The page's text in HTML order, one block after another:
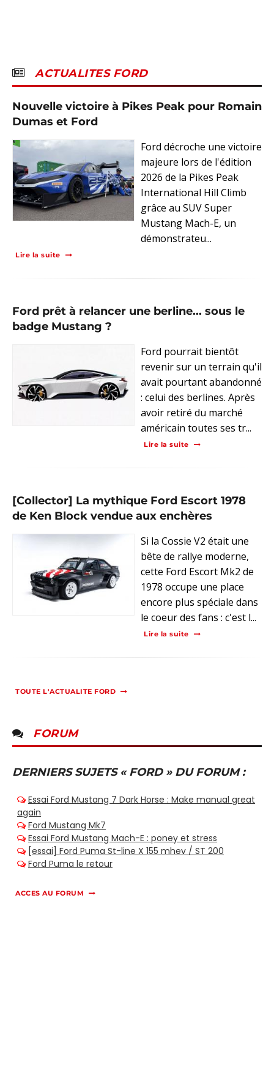
ACTUALITES FORD
Nouvelle victoire à Pikes Peak pour Romain
Dumas et Ford
Ford décroche une victoire
majeure lors de l'édition
2026 de la Pikes Peak
International Hill Climb
grâce au SUV Super
Mustang Mach-E, un
démonstrateu...
Lire la suite
Ford prêt à relancer une berline... sous le
badge Mustang ?
Ford pourrait bientôt
revenir sur un terrain qu'il
avait pourtant abandonné
: celui des berlines. Après
avoir retiré du marché
américain toutes ses tr...
Lire la suite
[Collector] La mythique Ford Escort 1978
de Ken Block vendue aux enchères
Si la Cossie V2 était une
bête de rallye moderne,
cette Ford Escort Mk2 de
1978 occupe une place
encore plus spéciale dans
le coeur des fans : c'est l...
Lire la suite
TOUTE L'ACTUALITE FORD
FORUM
DERNIERS SUJETS « FORD » DU FORUM :
ACCES AU FORUM